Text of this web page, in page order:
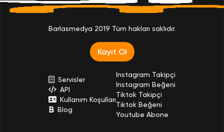
Barlasmedya 2019 Tüm hakları saklıdır.
Kayıt Ol
Servisler
API
Kullanım Koşulları
Blog
Instagram Takipçi
Instagram Beğeni
Tiktok Takipçi
Tiktok Beğeni
Youtube Abone